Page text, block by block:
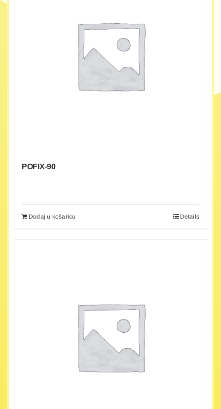
POFIX-90
Dodaj u košaricu Details